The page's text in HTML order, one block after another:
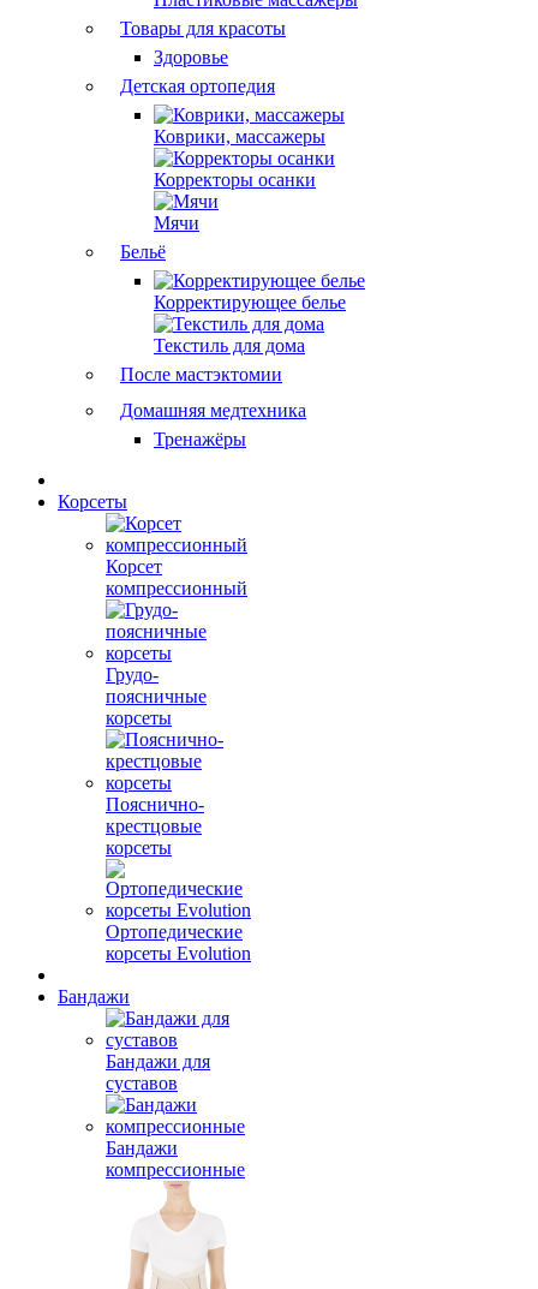
Товары для красоты
Здоровье
Детская ортопедия
Коврики, массажеры
Корректоры осанки
Мячи
Бельё
Корректирующее белье
Текстиль для дома
После мастэктомии
Домашняя медтехника
Тренажёры
Корсеты
Корсет
компрессионный
Грудо-
поясничные
корсеты
Пояснично-
крестцовые
корсеты
Ортопедические
корсеты Evolution
Бандажи
Бандажи для
суставов
Бандажи
компрессионные